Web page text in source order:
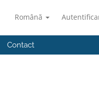
Română
Contact